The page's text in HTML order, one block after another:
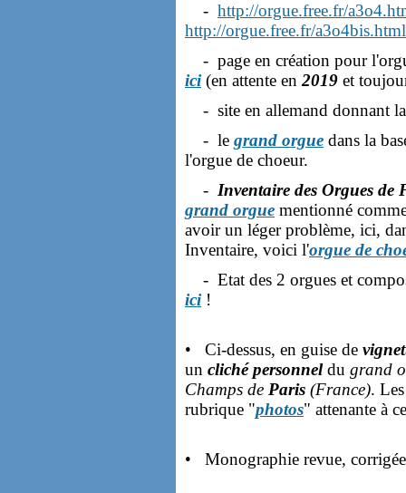
- http://orgue.free.fr/
http://orgue.free.fr/a3o4bis.html
- page en création pour
ici(en attente en 2019 et
- site en allemand donnant
- le grand orgue dans la
l'orgue de choeur.
- Inventaire des Orgues de
grand orgue mentionné
avoir un léger problème, ici,
Inventaire, voici l'orgue de
- Etat des 2 orgues et
ici!
• Ci-dessus, en guise de
un cliché personneldu grand
Champs de Paris (France).
rubrique "photos" attenante à
• Monographie revue,